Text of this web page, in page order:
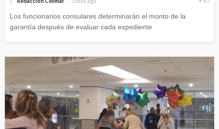
Los funcionarios consulares determinarán el monto de la
garantía después de evaluar cada expediente